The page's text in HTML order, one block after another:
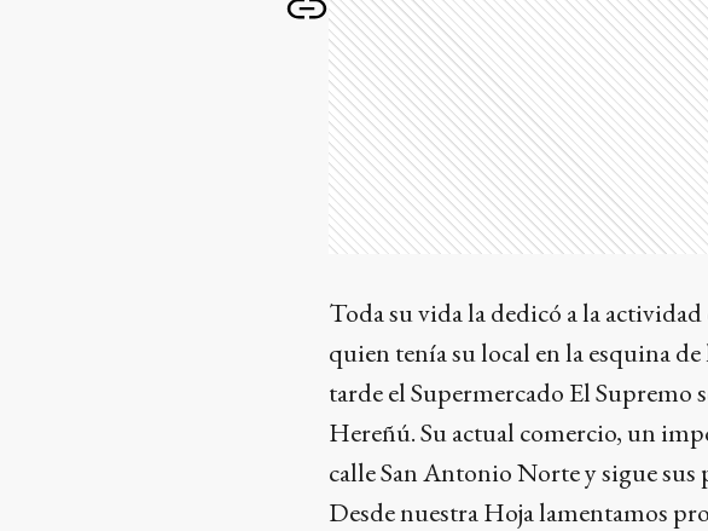
Toda su vida la dedicó a la
quien tenía su local en la esquina
tarde el Supermercado El Supremo
Hereñú. Su actual comercio, un
calle San Antonio Norte y sigue sus
Desde nuestra Hoja lamentamos